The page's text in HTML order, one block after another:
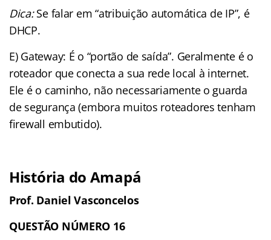
Dica:Se falar em “atribuição automática de IP”, é
DHCP.
E) Gateway: É o “portão de saída”. Geralmente é o
roteador que conecta a sua rede local à internet.
Ele é o caminho, não necessariamente o guarda
de segurança (embora muitos roteadores tenham
firewall embutido).
História do Amapá
Prof. Daniel Vasconcelos
QUESTÃO NÚMERO 16